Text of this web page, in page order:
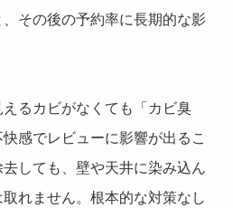
その後の予約率に長期的な影
るカビがなくても「カビ臭
感でレビューに影響が出るこ
しても、壁や天井に染み込ん
れません。根本的な対策なし